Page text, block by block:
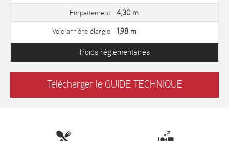
Empattement 4,30 m
Voie arrière élargie 1,98 m
Poids réglementaires
Télécharger le GUIDE TECHNIQUE